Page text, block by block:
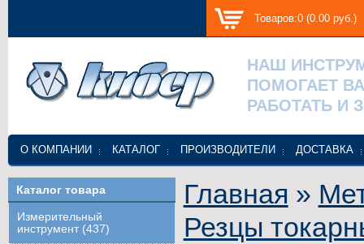
Товаров:0 (0.00 руб.)
НАШ
ПОМОГАЕТ
РАБОТАТЬ И
О КОМПАНИИ КАТАЛОГ ПРОИЗВОДИТЕЛИ ДОСТАВКА
Каталог товара
Измерительный
инструмент (437)
Главная »
Резцы